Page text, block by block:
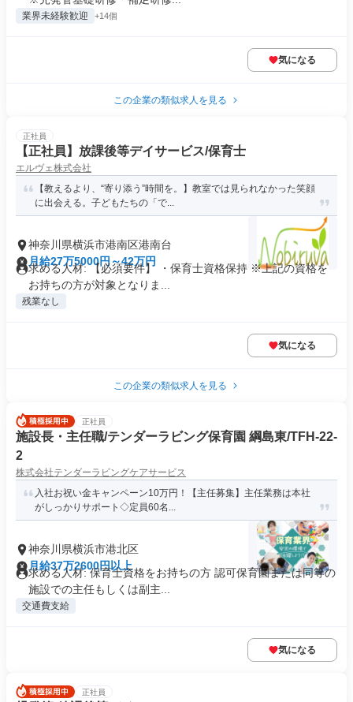
業界未経験歓迎 +14個
気になる
この企業の類似求人を見る
正社員
【正社員】放課後等デイサービス/保育士
エルヴェ株式会社
【教えるより、“寄り添う”時間を。】教室では見られなかった笑顔
に出会える。子どもたちの「で...
神奈川県横浜市港南区港南台
月給27万5000円～42万円
求める人材: 【必須要件】 ・保育士資格保持 ※上記の資格を
お持ちの方が対象となりま...
残業なし
気になる
この企業の類似求人を見る
正社員
施設長・主任職/テンダーラビング保育園 綱島東/TFH-22-
2
株式会社テンダーラビングケアサービス
入社お祝い金キャンペーン10万円！【主任募集】主任業務は本社
がしっかりサポート◇定員60名...
神奈川県横浜市港北区
月給37万2600円以上
求める人材: 保育士資格をお持ちの方 認可保育園または同等の
施設での主任もしくは副主...
交通費支給
気になる
正社員